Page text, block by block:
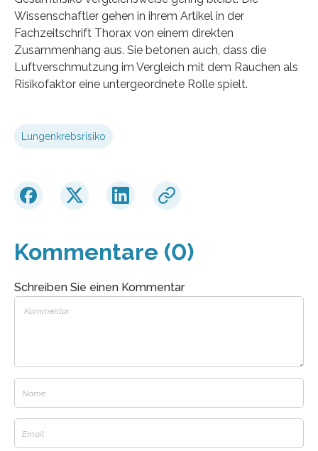
Wissenschaftler gehen in ihrem Artikel in der
Fachzeitschrift Thorax von einem direkten
Zusammenhang aus. Sie betonen auch, dass die
Luftverschmutzung im Vergleich mit dem Rauchen als
Risikofaktor eine untergeordnete Rolle spielt.
Lungenkrebsrisiko
Kommentare (0)
Schreiben Sie einen Kommentar